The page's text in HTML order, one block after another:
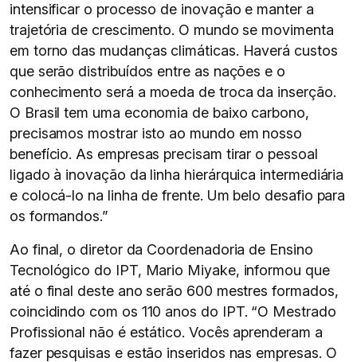
intensificar o processo de inovação e manter a
trajetória de crescimento. O mundo se movimenta
em torno das mudanças climáticas. Haverá custos
que serão distribuídos entre as nações e o
conhecimento será a moeda de troca da inserção.
O Brasil tem uma economia de baixo carbono,
precisamos mostrar isto ao mundo em nosso
benefício. As empresas precisam tirar o pessoal
ligado à inovação da linha hierárquica intermediária
e colocá-lo na linha de frente. Um belo desafio para
os formandos.”
Ao final, o diretor da Coordenadoria de Ensino
Tecnológico do IPT, Mario Miyake, informou que
até o final deste ano serão 600 mestres formados,
coincidindo com os 110 anos do IPT. “O Mestrado
Profissional não é estático. Vocês aprenderam a
fazer pesquisas e estão inseridos nas empresas. O